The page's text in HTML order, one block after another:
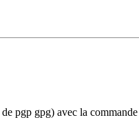
pgp gpg) avec la